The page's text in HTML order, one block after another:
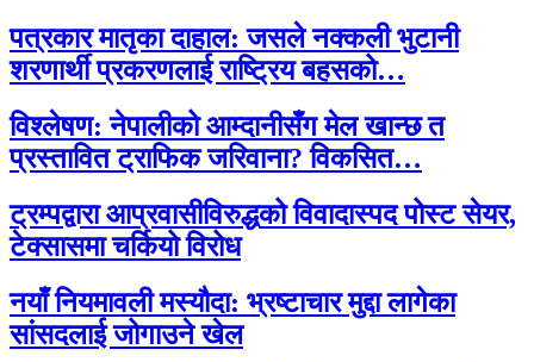
पत्रकार मातृका दाहाल: जसले नक्कली भुटानी
शरणार्थी प्रकरणलाई राष्ट्रिय बहसको…
विश्लेषण: नेपालीको आम्दानीसँग मेल खान्छ त
प्रस्तावित ट्राफिक जरिवाना? विकसित…
ट्रम्पद्वारा आप्रवासीविरुद्धको विवादास्पद पोस्ट सेयर,
टेक्सासमा चर्कियो विरोध
नयाँ नियमावली मस्यौदा: भ्रष्टाचार मुद्दा लागेका
सांसदलाई जोगाउने खेल